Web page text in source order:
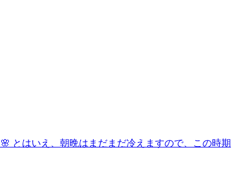
とはいえ、朝晩はまだまだ冷えますので、この時期